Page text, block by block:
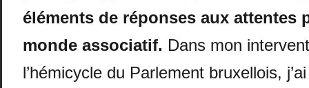
éléments de réponses aux attentes
monde associatif. Dans mon
l’hémicycle du Parlement bruxellois,